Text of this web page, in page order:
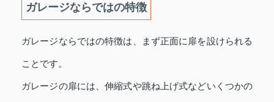
ガレージならではの特徴
ガレージならではの特徴は、まず正面に扉を設けられる
ことです。
ガレージの扉には、伸縮式や跳ね上げ式などいくつかの